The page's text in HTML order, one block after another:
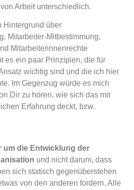
Arbeit unterschiedlich.
Hintergrund über
Mitarbeiter-Mitbestimmung,
Mitarbeiterinnenrechte
es ein paar Prinzipien, die für
wichtig sind und die ich hier
Im Gegenzug würde es mich
Dir zu hören, wie sich das mit
Erfahrung deckt, bzw.
um die Entwicklung der
und nicht darum, dass
sich statisch gegenüberstehen
von den anderen fordern. Alle